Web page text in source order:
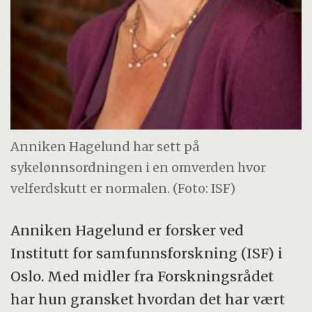
Anniken Hagelund har sett på
sykelønnsordningen i en omverden hvor
velferdskutt er normalen. (Foto: ISF)
Anniken Hagelund er forsker ved
Institutt for samfunnsforskning (ISF) i
Oslo. Med midler fra Forskningsrådet
har hun gransket hvordan det har vært